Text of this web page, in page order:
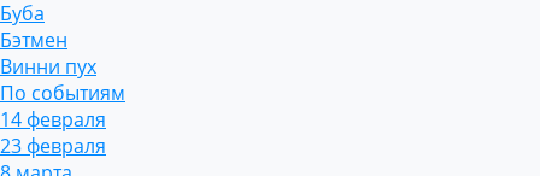
Буба
Бэтмен
Винни пух
По событиям
14 февраля
23 февраля